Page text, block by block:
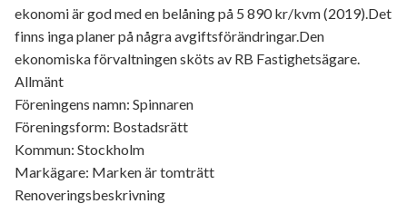
ekonomi är god med en belåning på 5 890 kr/kvm (2019).Det
finns inga planer på några avgiftsförändringar.Den
ekonomiska förvaltningen sköts av RB Fastighetsägare.
Allmänt
Föreningens namn: Spinnaren
Föreningsform: Bostadsrätt
Kommun: Stockholm
Markägare: Marken är tomträtt
Renoveringsbeskrivning